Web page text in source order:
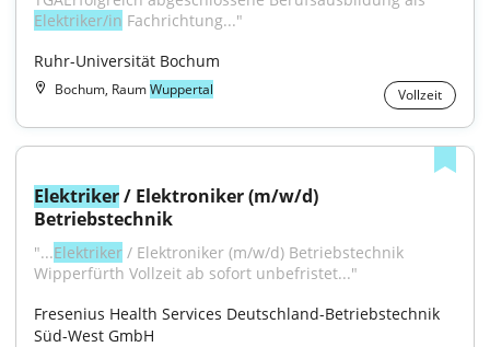
Elektriker/in Fachrichtung..."
Ruhr-Universität Bochum
Bochum, RaumWuppertal Vollzeit
Elektriker / Elektroniker (m/w/d)
Betriebstechnik
"...Elektriker / Elektroniker (m/w/d) Betriebstechnik
Wipperfürth Vollzeit ab sofort unbefristet..."
Fresenius Health Services Deutschland-Betriebstechnik
Süd-West GmbH